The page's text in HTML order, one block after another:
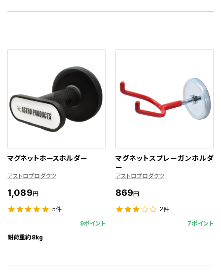
マグネットホースホルダー
アストロプロダクツ
1,089円
5件
9ポイント
耐荷重約8kg
マグネットスプレーガンホルダ
ー
アストロプロダクツ
869円
2件
7ポイント